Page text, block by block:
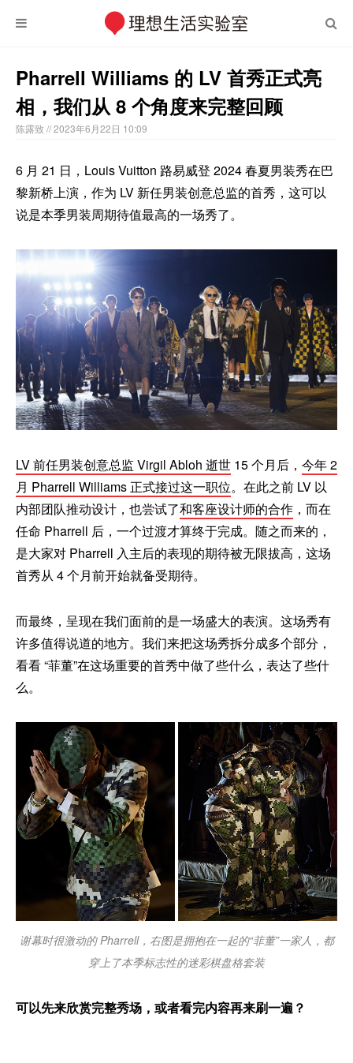
Pharrell Williams 的 LV 首秀正式亮
相，我们从 8 个角度来完整回顾
陈露致// 2023年6月22日 10:09
6 月 21 日，Louis Vuitton 路易威登 2024 春夏男装秀在巴
黎新桥上演，作为 LV 新任男装创意总监的首秀，这可以
说是本季男装周期待值最高的一场秀了。
LV 前任男装创意总监 Virgil Abloh 逝世 15 个月后， 今年 2
月 Pharrell Williams 正式接过这一职位。在此之前 LV 以
内部团队推动设计，也尝试了和客座设计师的合作 ，而在
任命 Pharrell 后，一个过渡才算终于完成。随之而来的，
是大家对 Pharrell 入主后的表现的期待被无限拔高，这场
首秀从 4 个月前开始就备受期待。
而最终，呈现在我们面前的是一场盛大的表演。这场秀有
许多值得说道的地方。我们来把这场秀拆分成多个部分，
看看 “菲董”在这场重要的首秀中做了些什么，表达了些什
么。
谢幕时很激动的 Pharrell，右图是拥抱在一起的“菲董”一家人，都
穿上了本季标志性的迷彩棋盘格套装
可以先来欣赏完整秀场，或者看完内容再来刷一遍？